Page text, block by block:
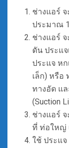
ช่างแอร์
ประมาณ
ช่างแอร์
ดัน ประแ
ประแจ ห
เล็ก) หรือ
ทางอัด แ
(Suction
ช่างแอร์
ที่ ท่อใหญ่
ใช้ ประแ